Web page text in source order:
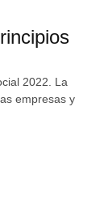
2022. La
empresas y